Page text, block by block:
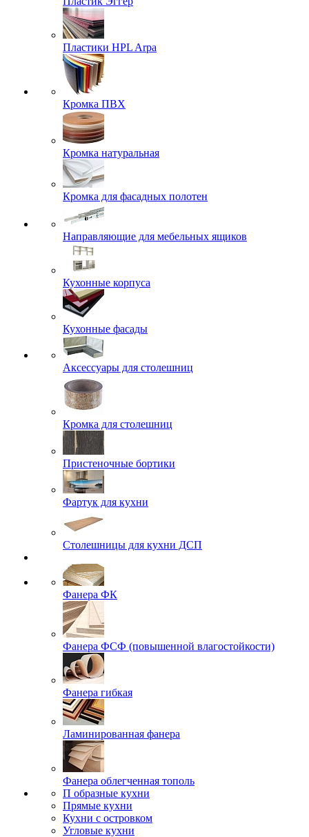
Пластики HPL Arpa
Кромка ПВХ
Кромка натуральная
Кромка для фасадных полотен
Направляющие для мебельных ящиков
Кухонные корпуса
Кухонные фасады
Аксессуары для столешниц
Кромка для столешниц
Пристеночные бортики
Фартук для кухни
Столешницы для кухни ДСП
Фанера ФК
Фанера ФСФ (повышенной влагостойкости)
Фанера гибкая
Ламинированная фанера
Фанера облегченная тополь
П образные кухни
Прямые кухни
Кухни с островком
Угловые кухни